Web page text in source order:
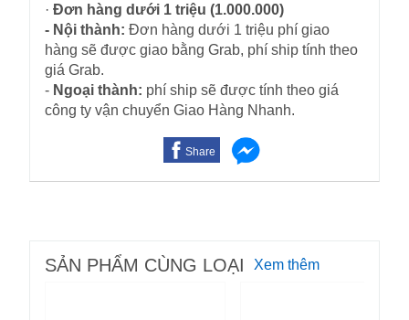
· Đơn hàng dưới 1 triệu (1.000.000)
- Nội thành: Đơn hàng dưới 1 triệu phí giao
hàng sẽ được giao bằng Grab, phí ship tính theo
giá Grab.
- Ngoại thành: phí ship sẽ được tính theo giá
công ty vận chuyển Giao Hàng Nhanh.
Share
SẢN PHẨM CÙNG LOẠI Xem thêm